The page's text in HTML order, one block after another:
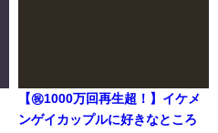
【㊗️1000万回再生超！】イケメ
ンゲイカップルに好きなところ